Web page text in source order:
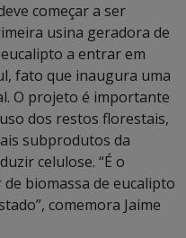
começar a ser
usina geradora de
a entrar em
fato que inaugura uma
O projeto é importante
dos restos florestais,
subprodutos da
celulose. “É o
biomassa de eucalipto
comemora Jaime